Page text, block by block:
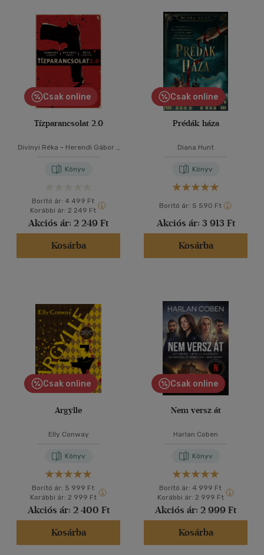
Csak online
Tízparancsolat 2.0
Divinyi Réka - Herendi Gábor -
Könyv
Borító ár: 4 499 Ft
Korábbi ár: 2 249 Ft
Akciós ár: 2 249 Ft
Kosárba
Csak online
Prédák háza
Diana Hunt
Könyv
Borító ár: 5 590 Ft
Akciós ár: 3 913 Ft
Kosárba
Csak online
Argylle
Elly Conway
Könyv
Borító ár: 5 999 Ft
Korábbi ár: 2 999 Ft
Akciós ár: 2 400 Ft
Kosárba
Csak online
Nem versz át
Harlan Coben
Könyv
Borító ár: 4 999 Ft
Korábbi ár: 2 999 Ft
Akciós ár: 2 999 Ft
Kosárba